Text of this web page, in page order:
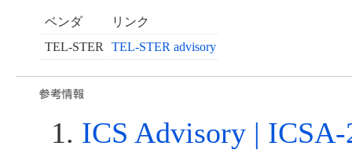
ベンダ
リンク
TEL-STER
TEL-STER advisory
ICS Advisory | ICSA-